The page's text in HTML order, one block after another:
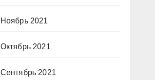
Ноябрь 2021
Октябрь 2021
Сентябрь 2021